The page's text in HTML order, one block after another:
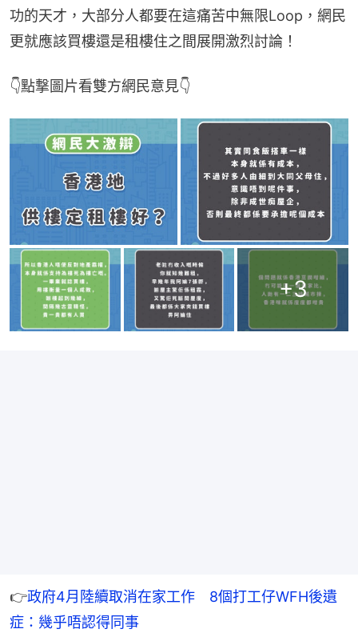
功的天才，大部分人都要在這痛苦中無限Loop，網民
更就應該買樓還是租樓住之間展開激烈討論！
👇點撃圖片看雙方網民意見👇
+3
👉政府4月陸續取消在家工作　8個打工仔WFH後遺
症：幾乎唔認得同事